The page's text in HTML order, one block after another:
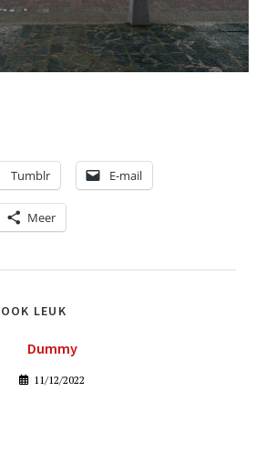
Tumblr E-mail
Meer
LEUK
Dummy
11/12/2022